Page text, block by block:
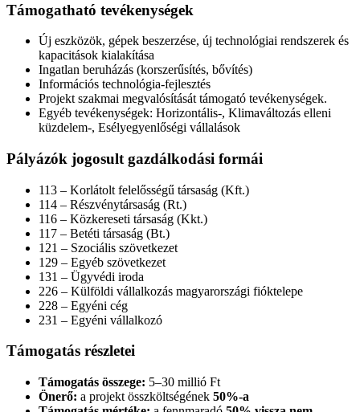
Támogatható tevékenységek
Új eszközök, gépek beszerzése, új technológiai rendszerek és
kapacitások kialakítása
Ingatlan beruházás (korszerűsítés, bővítés)
Információs technológia-fejlesztés
Projekt szakmai megvalósítását támogató tevékenységek.
Egyéb tevékenységek: Horizontális-, Klimaváltozás elleni
küzdelem-, Esélyegyenlőségi vállalások
Pályázók jogosult gazdálkodási formái
113 – Korlátolt felelősségű társaság (Kft.)
114 – Részvénytársaság (Rt.)
116 – Közkereseti társaság (Kkt.)
117 – Betéti társaság (Bt.)
121 – Szociális szövetkezet
129 – Egyéb szövetkezet
131 – Ügyvédi iroda
226 – Külföldi vállalkozás magyarországi fióktelepe
228 – Egyéni cég
231 – Egyéni vállalkozó
Támogatás részletei
Támogatás összege: 5–30 millió Ft
Önerő: a projekt összköltségének 50%-a